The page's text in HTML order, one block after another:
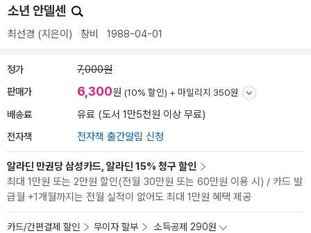
소년 안델센
최선경 (지은이) 창비 1988-04-01
정가 7,000원
판매가 6,300원 (10% 할인) + 마일리지 350원
배송료 유료 (도서 1만5천원 이상 무료)
전자책 전자책 출간알림 신청
알라딘 만권당 삼성카드, 알라딘 15% 청구 할인
최대 1만원 또는 2만원 할인(전월 30만원 또는 60만원 이용 시) / 카드 발
급월 +1개월까지는 전월 실적이 없어도 최대 1만원 혜택 제공
카드/간편결제 할인 무이자 할부 소득공제 290원